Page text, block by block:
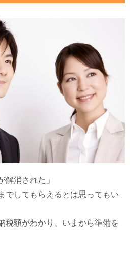
解消された」
でしてもらえるとは思ってもい
税額がわかり、いまから準備を